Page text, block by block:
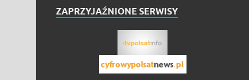
ZAPRZYJAŹNIONE SERWISY